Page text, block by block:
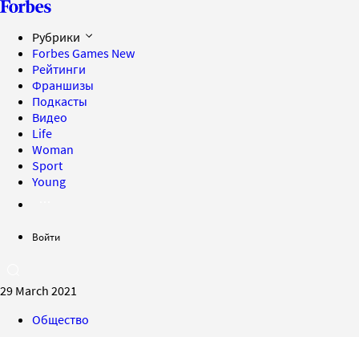
Рубрики
Forbes Games New
Рейтинги
Франшизы
Подкасты
Видео
Life
Woman
Sport
Young
Войти
29 March 2021
Общество